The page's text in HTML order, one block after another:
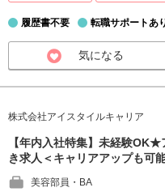
履歴書不要 転職サポートあ
気になる
株式会社アイスタイルキャリア
【年内入社特集】未経験
き求人＜キャリアアップも可
美容部員・BA